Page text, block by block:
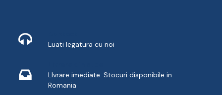
Luati legatura cu noi
LIvrare imediate. Stocuri disponibile in
Romania